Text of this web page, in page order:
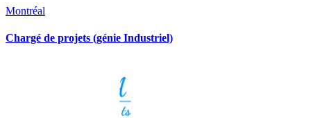
Montréal
Chargé de projets (génie Industriel)